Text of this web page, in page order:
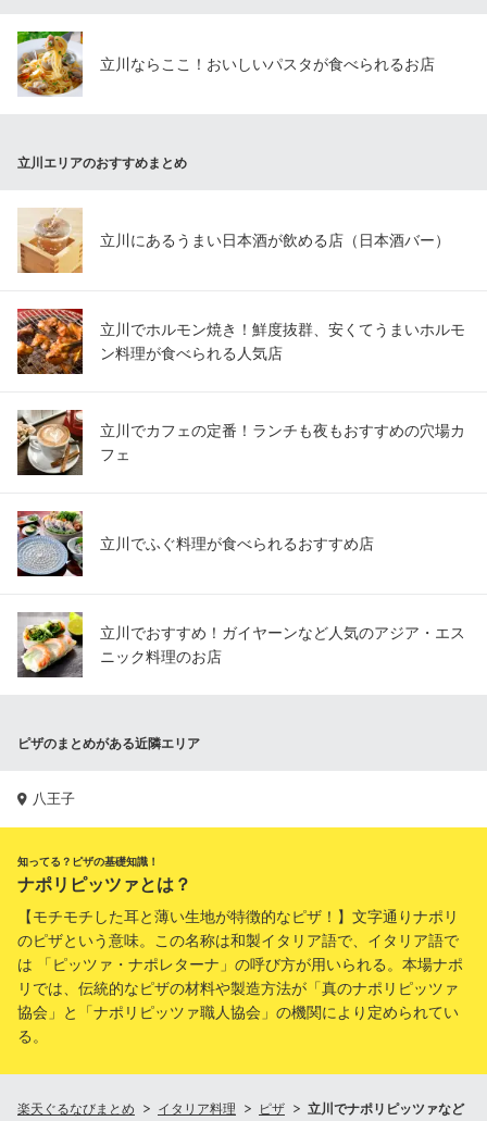
立川ならここ！おいしいパスタが食べられるお店
立川エリアのおすすめまとめ
立川にあるうまい日本酒が飲める店（日本酒バー）
立川でホルモン焼き！鮮度抜群、安くてうまいホルモ
ン料理が食べられる人気店
立川でカフェの定番！ランチも夜もおすすめの穴場カ
フェ
立川でふぐ料理が食べられるおすすめ店
立川でおすすめ！ガイヤーンなど人気のアジア・エス
ニック料理のお店
ピザのまとめがある近隣エリア
八王子
知ってる？ピザの基礎知識！
ナポリピッツァとは？
【モチモチした耳と薄い生地が特徴的なピザ！】文字通りナポリ
のピザという意味。この名称は和製イタリア語で、イタリア語で
は 「ピッツァ・ナポレターナ」の呼び方が用いられる。本場ナポ
リでは、伝統的なピザの材料や製造方法が「真のナポリピッツァ
協会」と「ナポリピッツァ職人協会」の機関により定められてい
る。
楽天ぐるなびまとめ イタリア料理 ピザ 立川でナポリピッツァなど